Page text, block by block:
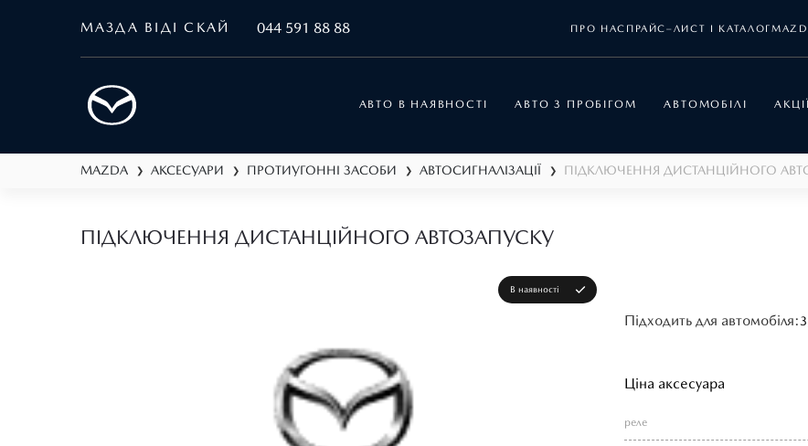
МАЗДА ВІДІ СКАЙ 044 591 88 88 ПРО НАС ПРАЙС–ЛИСТ І КАТАЛОГ
АВТО В НАЯВНОСТІ АВТО З ПРОБІГОМ АВТОМОБІЛІ
MAZDA ❯ АКСЕСУАРИ ❯ ПРОТИУГОННІ ЗАСОБИ ❯ АВТОСИГНАЛІЗАЦІЇ ❯
ПІДКЛЮЧЕННЯ ДИСТАНЦІЙНОГО АВТОЗАПУСКУ
В наявності
Підходить для автомобіля:
Ціна аксесуара
реле